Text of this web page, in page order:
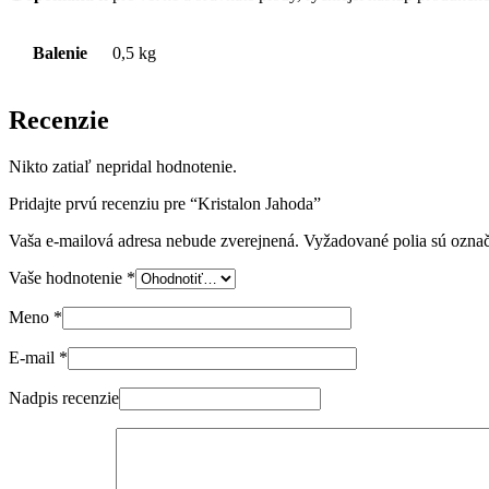
Balenie 0,5 kg
Recenzie
Nikto zatiaľ nepridal hodnotenie.
Pridajte prvú recenziu pre “Kristalon Jahoda”
Vaša e-mailová adresa nebude zverejnená. Vyžadované polia sú
Vaše hodnotenie *
Meno *
E-mail *
Nadpis recenzie